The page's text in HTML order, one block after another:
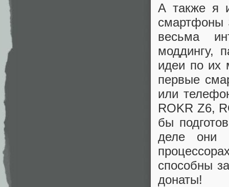
А также я
смартфоны
весьма
моддингу,
идеи по их
первые
или
ROKR Z6,
бы
деле они
способны
донаты!